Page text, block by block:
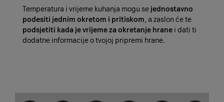
Temperatura i vrijeme kuhanja mogu se jednostavno
podesiti jednim okretom i pritiskom, a zaslon će te
podsjetiti kada je vrijeme za okretanje hrane i dati ti
dodatne informacije o tvojoj pripremi hrane.